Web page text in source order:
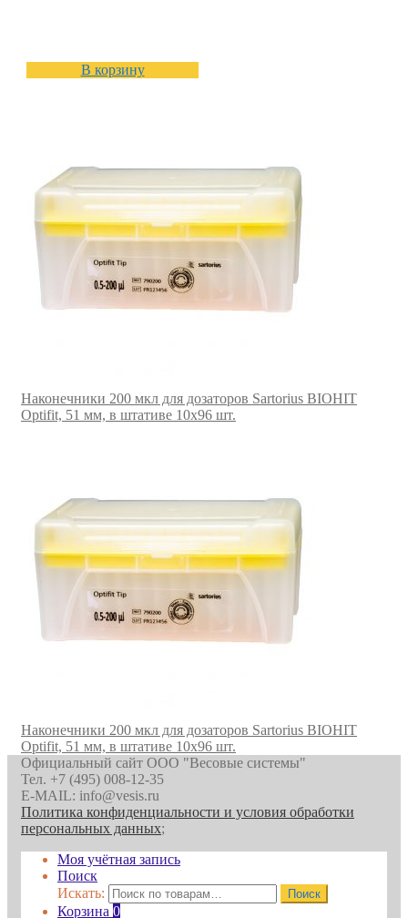
В корзину
Наконечники 200 мкл для дозаторов Sartorius BIOHIT
Optifit, 51 мм, в штативе 10х96 шт.
Наконечники 200 мкл для дозаторов Sartorius BIOHIT
Optifit, 51 мм, в штативе 10х96 шт.
Официальный сайт ООО "Весовые системы"
Тел. +7 (495) 008-12-35
E-MAIL: info@vesis.ru
Политика конфиденциальности и условия обработки
персональных данных;
Моя учётная запись
Поиск
Искать:
Поиск
Корзина 0